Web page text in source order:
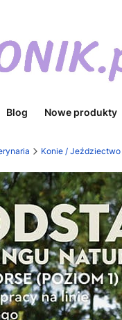
Blog Nowe produkty
Konie / Jeździectwo